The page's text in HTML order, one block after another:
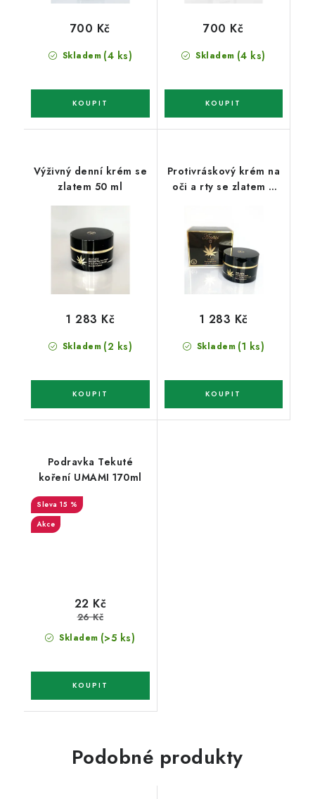
Skladem (4 ks)
700 Kč
Skladem (4 ks)
700 Kč
Výživný denní krém se
zlatem 50 ml
Skladem (2 ks)
1 283 Kč
Protivráskový krém na
oči a rty se zlatem a
Skladem (1 ks)
1 283 Kč
Podravka Tekuté
koření UMAMI 170ml
15 %
Akce
Skladem (>5 ks)
22 Kč
26 Kč
Podobné produkty